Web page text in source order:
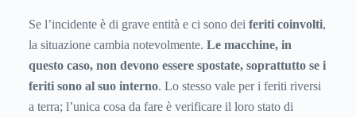
Se l’incidente è di grave entità e ci sono dei feriti coinvolti,
la situazione cambia notevolmente. Le macchine, in
questo caso, non devono essere spostate, soprattutto se i
feriti sono al suo interno. Lo stesso vale per i feriti riversi
a terra; l’unica cosa da fare è verificare il loro stato di